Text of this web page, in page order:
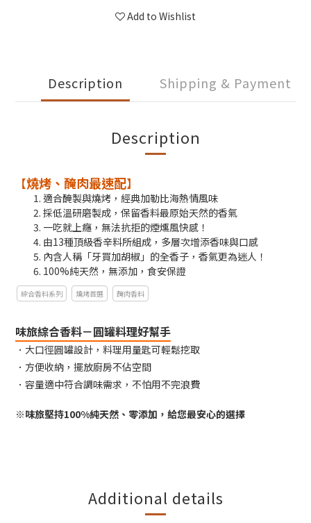
Add to Wishlist
Description Shipping & Payment
Description
【燒烤、醃肉最速配】
適合醃製與燒烤，經典加勒比海熱情風味
採低溫研磨製成，保留香料最原始天然的香氣
一吃就上癮，無法抗拒的煙燻風快感！
由13種頂級香辛料所組成，多層次增添香味與口感
內含人稱「牙買加胡椒」的全香子，香氣更為迷人！
100%純天然，無添加，食安保證
綜合香料系列 燒烤首選 醃肉香料
味旅綜合香料－圓罐料理好幫手
．大口徑圓罐設計，料理用量匙可輕鬆挖取
．方便收納，擺放廚房不佔空間
．容量適中符合調味需求，不怕用不完浪費
※味旅堅持100%純天然、零添加，給您最安心的選擇
Additional details